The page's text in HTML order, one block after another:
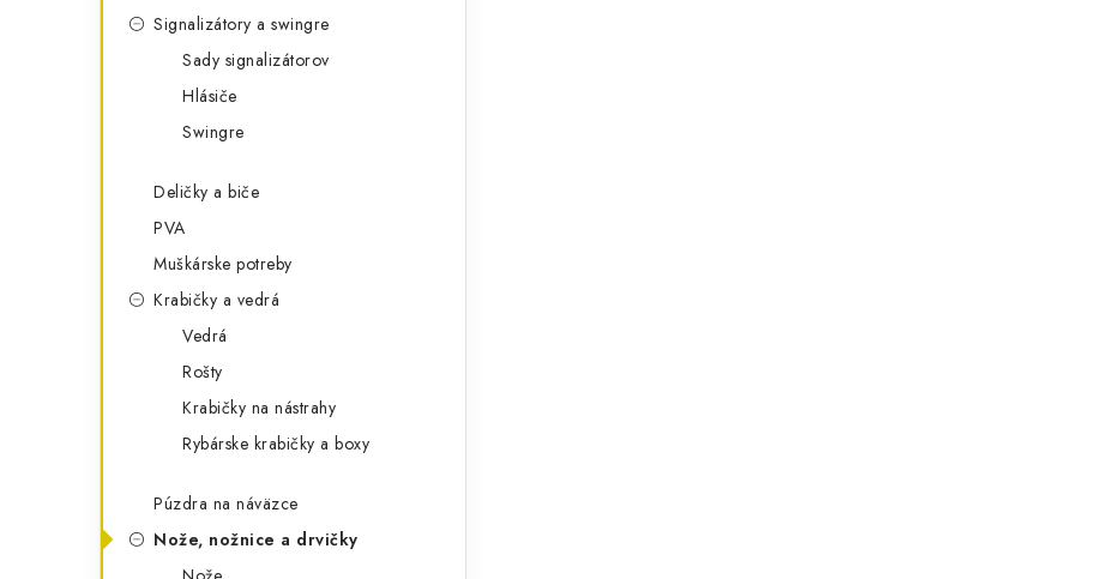
Signalizátory a swingre
Sady signalizátorov
Hlásiče
Swingre
Deličky a biče
PVA
Muškárske potreby
Krabičky a vedrá
Vedrá
Rošty
Krabičky na nástrahy
Rybárske krabičky a boxy
Púzdra na náväzce
Nože, nožnice a drvičky